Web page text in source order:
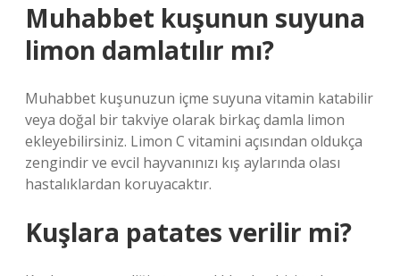
Muhabbet kuşunun suyuna
limon damlatılır mı?
Muhabbet kuşunuzun içme suyuna vitamin katabilir
veya doğal bir takviye olarak birkaç damla limon
ekleyebilirsiniz. Limon C vitamini açısından oldukça
zengindir ve evcil hayvanınızı kış aylarında olası
hastalıklardan koruyacaktır.
Kuşlara patates verilir mi?